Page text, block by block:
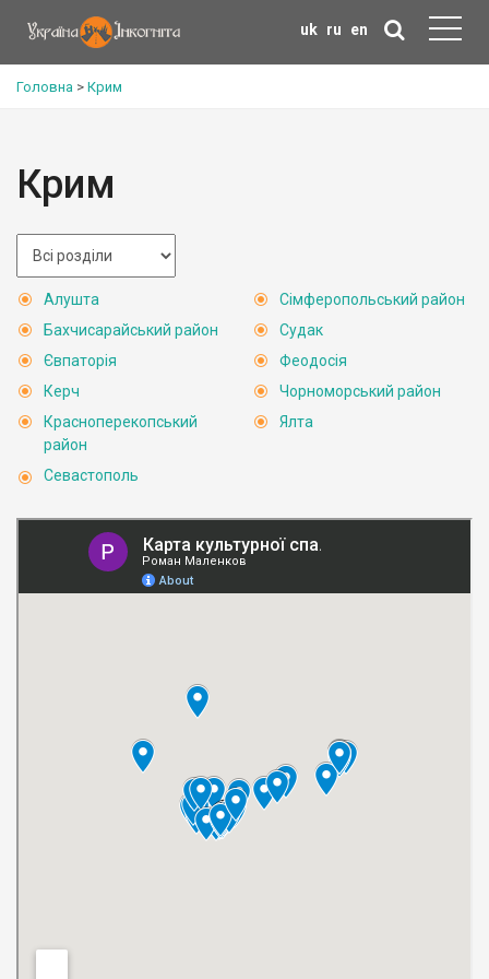
uk ru en
Головна > Крим
Крим
Алушта
Бахчисарайський район
Євпаторія
Керч
Красноперекопський
район
Севастополь
Сімферопольський район
Судак
Феодосія
Чорноморський район
Ялта